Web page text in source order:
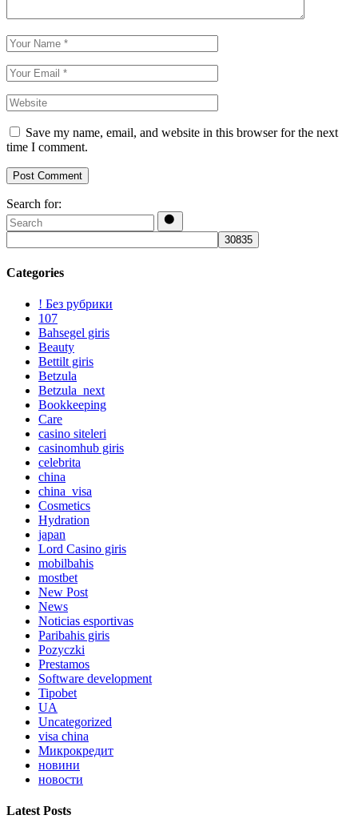
Save my name, email, and website in this browser for the next
time I comment.
Post Comment
Search for:
Categories
! Без рубрики
107
Bahsegel giris
Beauty
Bettilt giris
Betzula
Betzula_next
Bookkeeping
Care
casino siteleri
casinomhub giris
celebrita
china
china_visa
Cosmetics
Hydration
japan
Lord Сasino giris
mobilbahis
mostbet
New Post
News
Noticias esportivas
Paribahis giris
Pozyczki
Prestamos
Software development
Tipobet
UA
Uncategorized
visa china
Микрокредит
новини
новости
Latest Posts